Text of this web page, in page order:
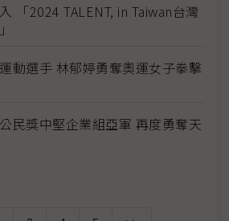
「2024 TALENT, in Taiwan台灣
動選手 林郁婷勇奪奧運女子拳擊
民獎中堅企業組亞軍 再度勇奪天